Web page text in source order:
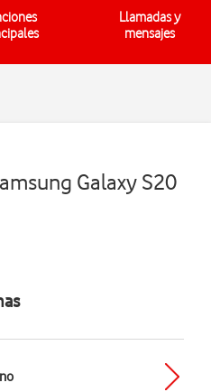
Llamadas y
mensajes
Galaxy S20